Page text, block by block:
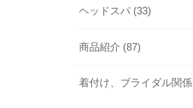
ヘッドスパ (33)
商品紹介 (87)
着付け、ブライダル関係